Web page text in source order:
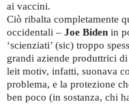
ai vaccini.
Ciò ribalta completamente
occidentali – Joe Biden in
‘scienziati’ (sic) troppo
grandi aziende produttrici
leit motiv, infatti, suonava
problema, e la protezione
ben poco (in sostanza, chi